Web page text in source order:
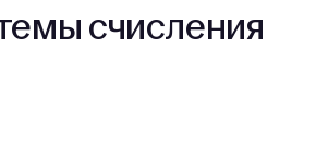
счисления